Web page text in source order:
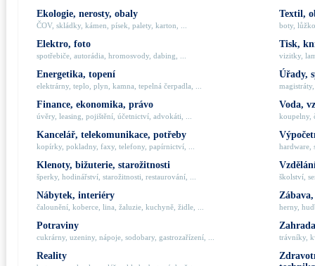
Ekologie, nerosty, obaly
ČOV, skládky, kámen, písek, palety, karton, ...
Elektro, foto
spotřebiče, autorádia, hromosvody, dabing, ...
Energetika, topení
elektrárny, teplo, plyn, kamna, tepelná čerpadla, ...
Finance, ekonomika, právo
úvěry, leasing, pojištění, účetnictví, advokáti, ...
Kancelář, telekomunikace, potřeby
kopírky, pokladny, faxy, telefony, papírnictví, ...
Klenoty, bižuterie, starožitnosti
šperky, hodinářství, starožitnosti, restaurování, ...
Nábytek, interiéry
čalounění, koberce, lina, žaluzie, kuchyně, židle, ...
Potraviny
cukrárny, uzeniny, nápoje, sodobary, gastrozařízení, ...
Reality
Textil,
boty,
Tisk,
vizitky,
Úřady,
Voda,
koupelny,
hardware,
školství,
herny,
trávníky,